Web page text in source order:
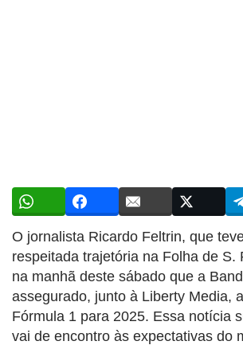
O jornalista Ricardo Feltrin, que
respeitada trajetória na Folha de S.
na manhã deste sábado que a
assegurado, junto à Liberty Media,
Fórmula 1 para 2025. Essa notícia
vai de encontro às expectativas do